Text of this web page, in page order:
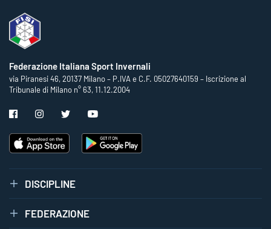
Federazione Italiana Sport Invernali
via Piranesi 46, 20137 Milano – P.IVA e C.F. 05027640159 – Iscrizione al
Tribunale di Milano n° 63, 11.12.2004
DISCIPLINE
FEDERAZIONE